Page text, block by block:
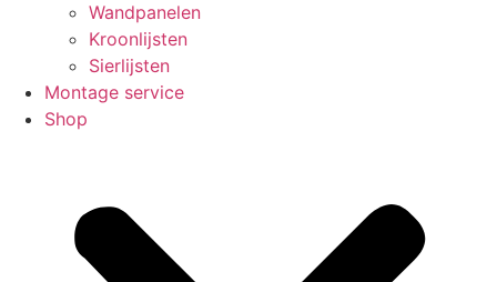
Wandpanelen
Kroonlijsten
Sierlijsten
Montage service
Shop